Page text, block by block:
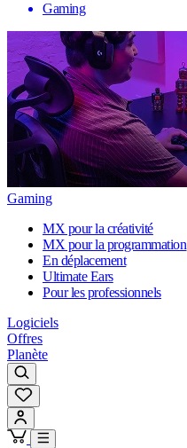
Gaming
Gaming
MX pour la créativité
MX pour la programmation
En déplacement
Ultimate Ears
Pour les professionnels
Logiciels
Offres
Planète